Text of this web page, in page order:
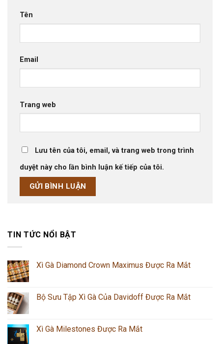
Tên
Email
Trang web
Lưu tên của tôi, email, và trang web trong trình
duyệt này cho lần bình luận kế tiếp của tôi.
TIN TỨC NỔI BẬT
Xì Gà Diamond Crown Maximus Được Ra Mắt
Bộ Sưu Tập Xì Gà Của Davidoff Được Ra Mắt
Xì Gà Milestones Được Ra Mắt